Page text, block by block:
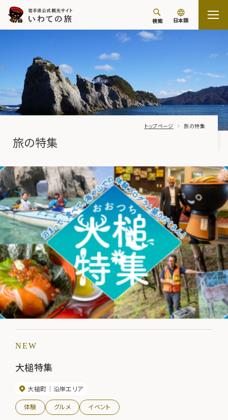
検索 日本語
トップページ 旅の特集
旅の特集
NEW
大槌特集
大槌町 沿岸エリア
体験 グルメ イベント